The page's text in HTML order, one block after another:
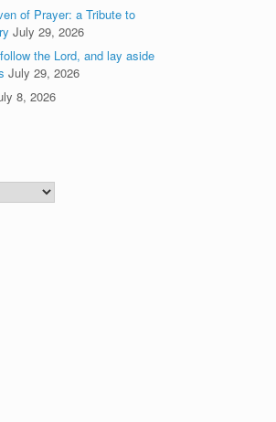
of Prayer: a Tribute to
July 29, 2026
the Lord, and lay aside
July 29, 2026
8, 2026